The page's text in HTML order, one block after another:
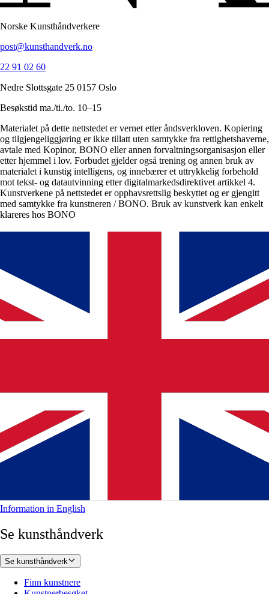
Norske Kunsthåndverkere
post@kunsthandverk.no
22 91 02 60
Nedre Slottsgate 25 0157 Oslo
Besøkstid ma./ti./to. 10–15
Materialet på dette nettstedet er vernet etter åndsverkloven. Kopiering
og tilgjengeliggjøring er ikke tillatt uten samtykke fra rettighetshaverne,
avtale med Kopinor, BONO eller annen forvaltningsorganisasjon eller
etter hjemmel i lov. Forbudet gjelder også trening og annen bruk av
materialet i kunstig intelligens, og innebærer et uttrykkelig forbehold
mot tekst- og datautvinning etter digitalmarkedsdirektivet artikkel 4.
Kunstverkene på nettstedet er opphavsrettslig beskyttet og er gjengitt
med samtykke fra kunstneren / BONO. Bruk av kunstverk kan enkelt
klareres hos BONO
Information in English
Se kunsthåndverk
Se kunsthåndverk
Finn kunstnere